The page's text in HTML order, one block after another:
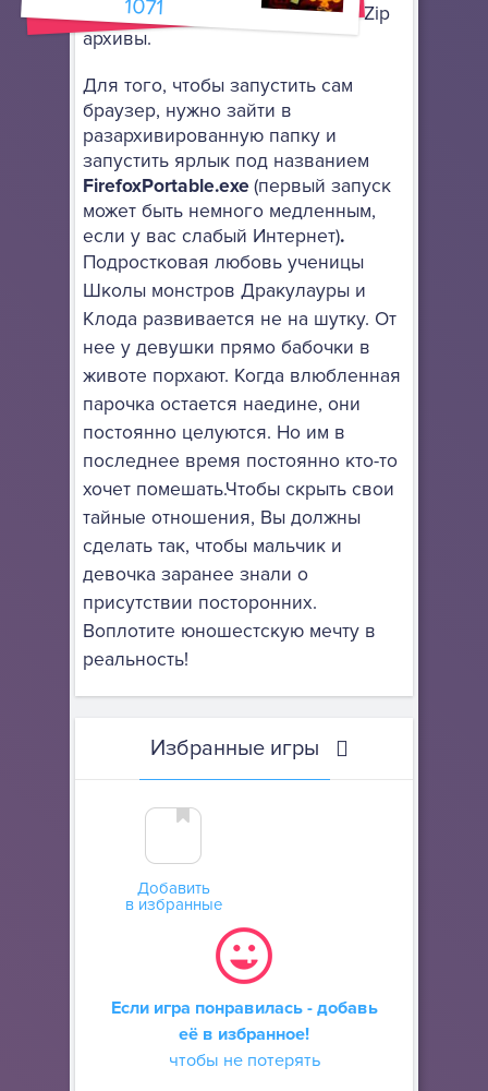
архиватор, поддерживающий 7-Zip
архивы.
Для того, чтобы запустить сам
браузер, нужно зайти в
разархивированную папку и
запустить ярлык под названием
FirefoxPortable.exe(первый запуск
может быть немного медленным,
если у вас слабый Интернет).
Подростковая любовь ученицы
Школы монстров Дракулауры и
Клода развивается не на шутку. От
нее у девушки прямо бабочки в
животе порхают. Когда влюбленная
парочка остается наедине, они
постоянно целуются. Но им в
последнее время постоянно кто-то
хочет помешать.Чтобы скрыть свои
тайные отношения, Вы должны
сделать так, чтобы мальчик и
девочка заранее знали о
присутствии посторонних.
Воплотите юношестскую мечту в
реальность!
Избранные игры
Добавить
в избранные
Если игра понравилась - добавь
её в избранное!
чтобы не потерять
1071